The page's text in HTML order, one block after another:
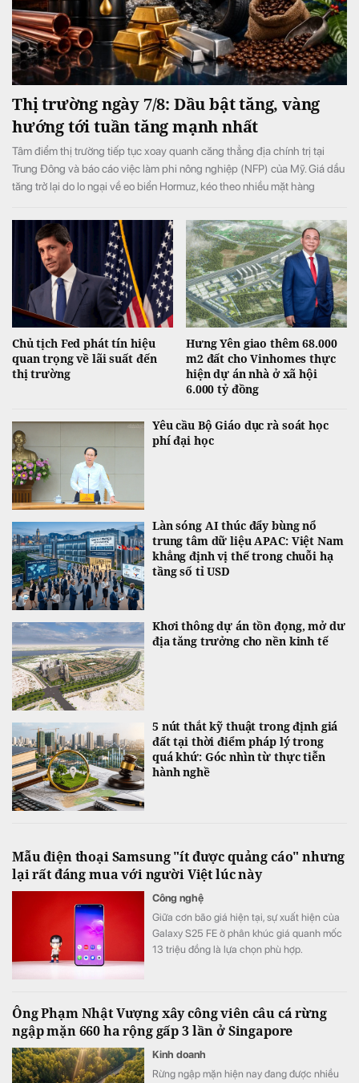
Thị trường ngày 7/8: Dầu bật tăng, vàng
hướng tới tuần tăng mạnh nhất
Tâm điểm thị trường tiếp tục xoay quanh căng thẳng địa chính trị tại
Trung Đông và báo cáo việc làm phi nông nghiệp (NFP) của Mỹ. Giá dầu
tăng trở lại do lo ngại về eo biển Hormuz, kéo theo nhiều mặt hàng
tuần tăng mạnh nhất kể từ tháng 1.
Chủ tịch Fed phát tín hiệu
quan trọng về lãi suất đến
thị trường
Hưng Yên giao thêm 68.000
m2 đất cho Vinhomes thực
hiện dự án nhà ở xã hội
6.000 tỷ đồng
Yêu cầu Bộ Giáo dục rà soát học
phí đại học
Làn sóng AI thúc đẩy bùng nổ
trung tâm dữ liệu APAC: Việt Nam
khẳng định vị thế trong chuỗi hạ
tầng số tỉ USD
Khơi thông dự án tồn đọng, mở dư
địa tăng trưởng cho nền kinh tế
5 nút thắt kỹ thuật trong định giá
đất tại thời điểm pháp lý trong
quá khứ: Góc nhìn từ thực tiễn
hành nghề
Mẫu điện thoại Samsung "ít được quảng cáo" nhưng
lại rất đáng mua với người Việt lúc này
Công nghệ
Giữa cơn bão giá hiện tại, sự xuất hiện của
Galaxy S25 FE ở phân khúc giá quanh mốc
13 triệu đồng là lựa chọn phù hợp.
Ông Phạm Nhật Vượng xây công viên câu cá rừng
ngập mặn 660 ha rộng gấp 3 lần ở Singapore
Kinh doanh
Rừng ngập mặn hiện nay đang được nhiều